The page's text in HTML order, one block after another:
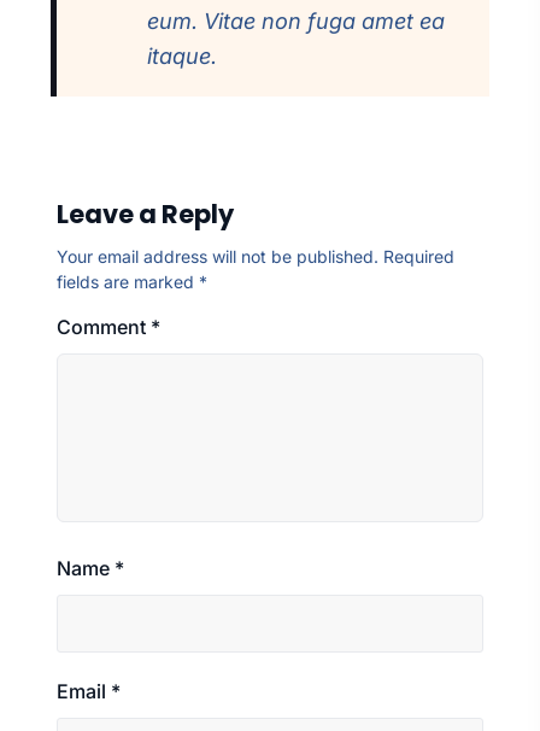
eum. Vitae non fuga amet ea
itaque.
Leave a Reply
Your email address will not be published. Required
fields are marked *
Comment *
Name *
Email *